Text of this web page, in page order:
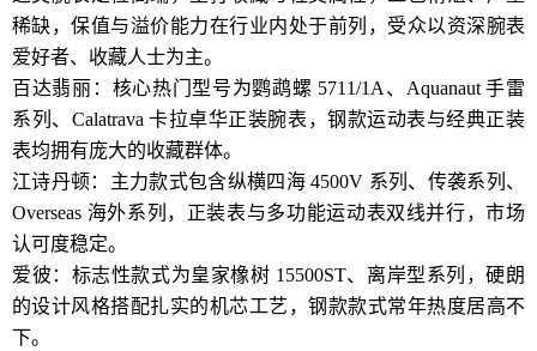
稀缺，保值与溢价能力在行业内处于前列，受众以资深腕表
爱好者、收藏人士为主。
百达翡丽：核心热门型号为鹦鹉螺 5711/1A、Aquanaut 手雷
系列、Calatrava 卡拉卓华正装腕表，钢款运动表与经典正装
表均拥有庞大的收藏群体。
江诗丹顿：主力款式包含纵横四海 4500V 系列、传袭系列、
Overseas 海外系列，正装表与多功能运动表双线并行，市场
认可度稳定。
爱彼：标志性款式为皇家橡树 15500ST、离岸型系列，硬朗
的设计风格搭配扎实的机芯工艺，钢款款式常年热度居高不
下。